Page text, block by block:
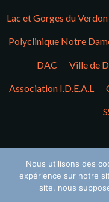
Lac et Gorges du Verdon
Polyclinique Notre
DAC Ville de
Association I.D.E.A.L
Nos
ARS CPAM
Nous utilisons des
expérience sur notre
site, nous